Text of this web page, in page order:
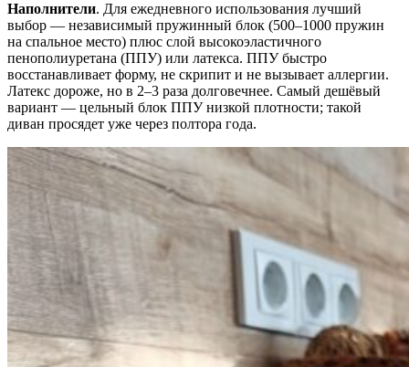
Наполнители. Для ежедневного использования лучший
выбор — независимый пружинный блок (500–1000 пружин
на спальное место) плюс слой высокоэластичного
пенополиуретана (ППУ) или латекса. ППУ быстро
восстанавливает форму, не скрипит и не вызывает аллергии.
Латекс дороже, но в 2–3 раза долговечнее. Самый дешёвый
вариант — цельный блок ППУ низкой плотности; такой
диван просядет уже через полтора года.